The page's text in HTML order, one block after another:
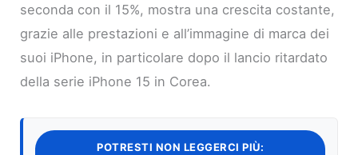
seconda con il 15%, mostra una crescita costante,
grazie alle prestazioni e all’immagine di marca dei
suoi iPhone, in particolare dopo il lancio ritardato
della serie iPhone 15 in Corea.
POTRESTI NON LEGGERCI PIÙ: